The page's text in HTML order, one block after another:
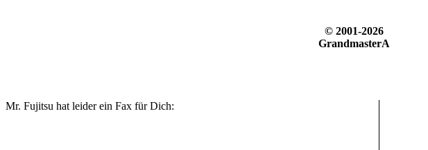
© 2001-2026
GrandmasterA
Mr. Fujitsu hat leider ein Fax für Dich: